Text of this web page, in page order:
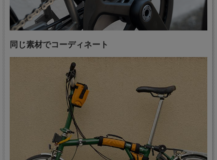
同じ素材でコーディネート